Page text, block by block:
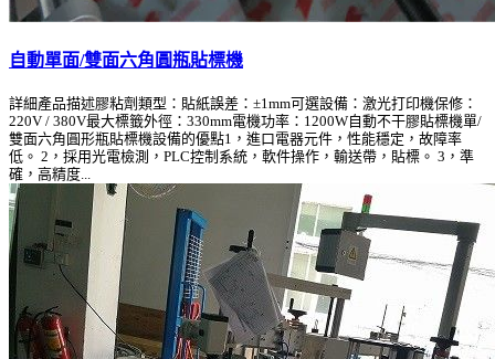
自動單面/雙面六角圓瓶貼標機
詳細產品描述膠粘劑類型：貼紙誤差：±1mm可選設備：激光打印機保修：
220V / 380V最大標籤外徑：330mm電機功率：1200W自動不干膠貼標機單/
雙面六角圓形瓶貼標機設備的優點1，進口電器元件，性能穩定，故障率
低。 2，採用光電檢測，PLC控制系統，軟件操作，輸送帶，貼標。 3，準
確，高精度...